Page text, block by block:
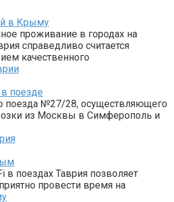
в Крыму
проживание в городах на
справедливо считается
качественного
поезде
поезда №27/28, осуществляющего
из Москвы в Симферополь и
в поездах Таврия позволяет
провести время на